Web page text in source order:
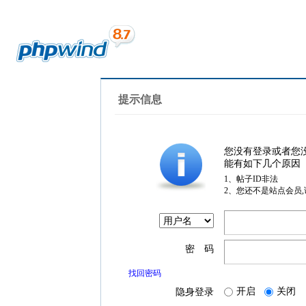
提示信息
您没有登录或者您
能有如下几个原因
1、帖子ID非法
2、您还不是站点会员
密 码
找回密码
隐身登录 开启 关闭